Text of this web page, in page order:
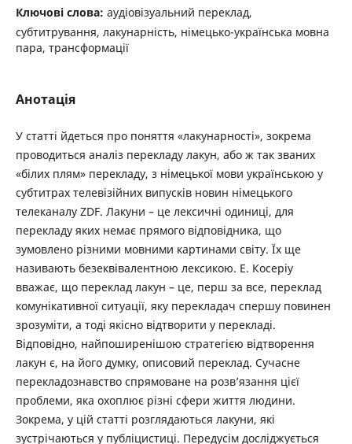
Ключові слова: аудіовізуальний переклад,
субтитрування, лакунарність, німецько-українська мовна
пара, трансформації
Анотація
У статті йдеться про поняття «лакунарності», зокрема
проводиться аналіз перекладу лакун, або ж так званих
«білих плям» перекладу, з німецької мови українською у
субтитрах телевізійних випусків новин німецького
телеканалу ZDF. Лакуни – це лексичні одиниці, для
перекладу яких немає прямого відповідника, що
зумовлено різними мовними картинами світу. Їх ще
називають безеквівалентною лексикою. Е. Косеріу
вважає, що переклад лакун – це, перш за все, переклад
комунікативної ситуації, яку перекладач спершу повинен
зрозуміти, а тоді якісно відтворити у перекладі.
Відповідно, найпоширенішою стратегією відтворення
лакун є, на його думку, описовий переклад. Сучасне
перекладознавство спрямоване на розв’язання цієї
проблеми, яка охоплює різні сфери життя людини.
Зокрема, у цій статті розглядаються лакуни, які
зустрічаються у публіцистиці. Передусім досліджується